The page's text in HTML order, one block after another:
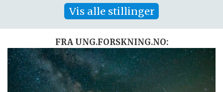
Vis alle stillinger
FRA UNG.FORSKNING.NO: